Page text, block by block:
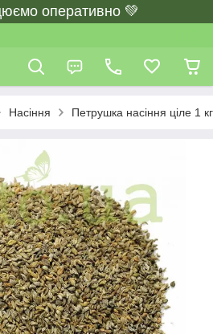
оперативно 💚
Насіння Петрушка насіння ціле 1 кг